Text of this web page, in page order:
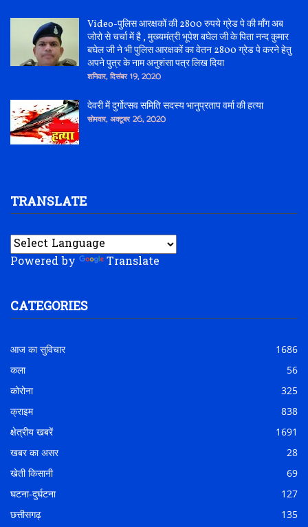
Video-पुलिस आरक्षकों की 2800 रुपये ग्रेड पे की माँग अब
जोरो से चर्चा में है , मुख्यमंत्री भूपेश बघेल जी के पिता नन्द कुमार
बघेल जी ने भी पुलिस आरक्षकों का वेतन 2800 ग्रेड पे करने हेतु
अपने पुत्र के नाम अनुशंसा पत्र लिख दिया
शनिवार, दिसंबर 19, 2020
देवरी में दुर्गोत्सव समिति सदस्य भानुप्रताप वर्मा की हत्या
सोमवार, अक्टूबर 26, 2020
TRANSLATE
Powered by Translate
CATEGORIES
आज का सुविचार
1686
कला
56
कोरोना
325
क्राइम
838
क्षेत्रीय खबरें
1691
खबर का असर
28
खेती किसानी
69
घटना-दुर्घटना
127
छत्तीसगढ़
135